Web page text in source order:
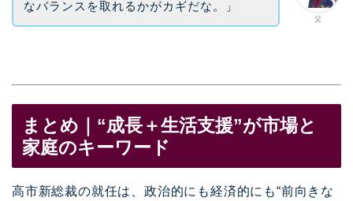
父
なバランスを取れるかがカギだな。」
まとめ｜“成長＋生活支援”が市場と
家庭のキーワード
高市新総裁の就任は、政治的にも経済的にも“前向きな